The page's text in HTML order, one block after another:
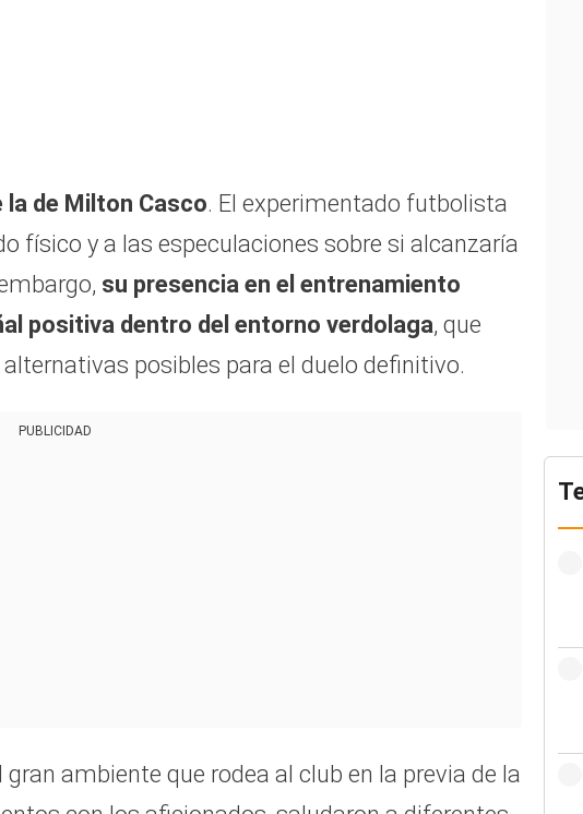
de Milton Casco. El experimentado futbolista
físico y a las especulaciones sobre si alcanzaría
su presencia en el entrenamiento
positiva dentro del entorno verdolaga, que
posibles para el duelo definitivo.
PUBLICIDAD
ambiente que rodea al club en la previa de la